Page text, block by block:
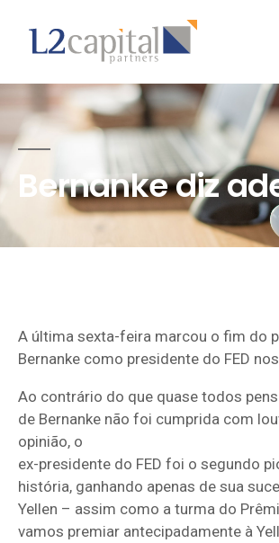
Bernanke diz
A última sexta-feira marcou o fim do
Bernanke como presidente do FED nos
Ao contrário do que quase todos
de Bernanke não foi cumprida com
opinião, o
ex-presidente do FED foi o segundo
história, ganhando apenas de sua
Yellen – assim como a turma do
vamos premiar antecipadamente à